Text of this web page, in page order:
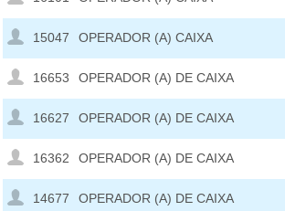
15047 OPERADOR (A) CAIXA
16653 OPERADOR (A) DE CAIXA
16627 OPERADOR (A) DE CAIXA
16362 OPERADOR (A) DE CAIXA
14677 OPERADOR (A) DE CAIXA